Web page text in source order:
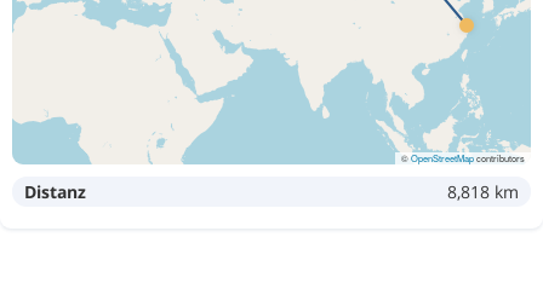
©OpenStreetMapcontributors
Distanz 8,818 km